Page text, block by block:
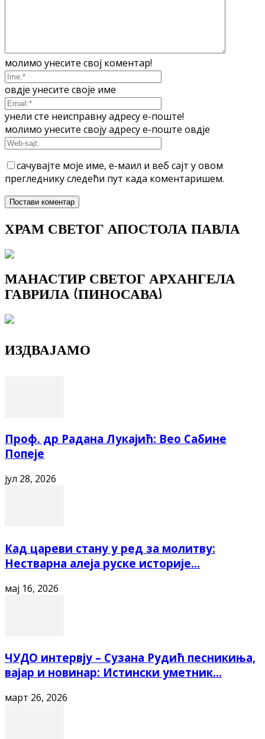
молимо унесите свој коментар!
овдје унесите своје име
унели сте неисправну адресу е-поште!
молимо унесите своју адресу е-поште овдје
сачувајте моје име, е-маил и веб сајт у овом
прегледнику следећи пут када коментаришем.
ХРАМ СВЕТОГ АПОСТОЛА ПАВЛА
МАНАСТИР СВЕТОГ АРХАНГЕЛА
ГАВРИЛА (ПИНОСАВА)
ИЗДВАЈАМО
Проф. др Радана Лукајић: Вео Сабине
Попеје
јул 28, 2026
Кад цареви стану у ред за молитву:
Нестварна алеја руске историје...
мај 16, 2026
ЧУДО интервју – Сузана Рудић песникиња,
вајар и новинар: Истински уметник...
март 26, 2026